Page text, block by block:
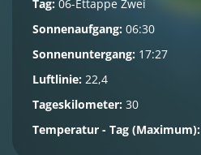
Tag: 06-Ettappe Zwei
Sonnenaufgang: 06:30
Sonnenuntergang: 17:27
Luftlinie: 22,4
Tageskilometer: 30
Temperatur - Tag (Maximum):